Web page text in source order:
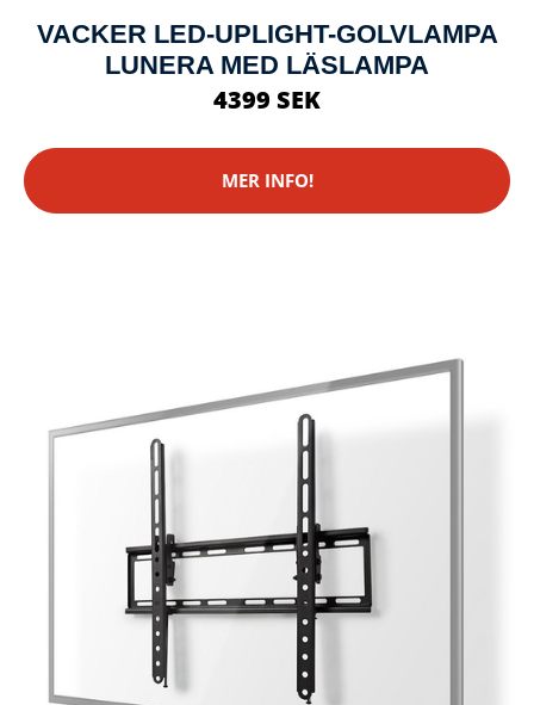
VACKER LED-UPLIGHT-GOLVLAMPA
LUNERA MED LÄSLAMPA
4399 SEK
MER INFO!